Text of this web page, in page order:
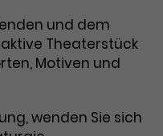
und dem
Theaterstück
Motiven und
wenden Sie sich